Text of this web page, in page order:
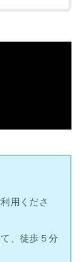
用くださ
、徒歩５分